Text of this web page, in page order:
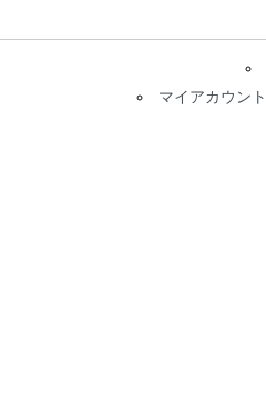
マイアカウント